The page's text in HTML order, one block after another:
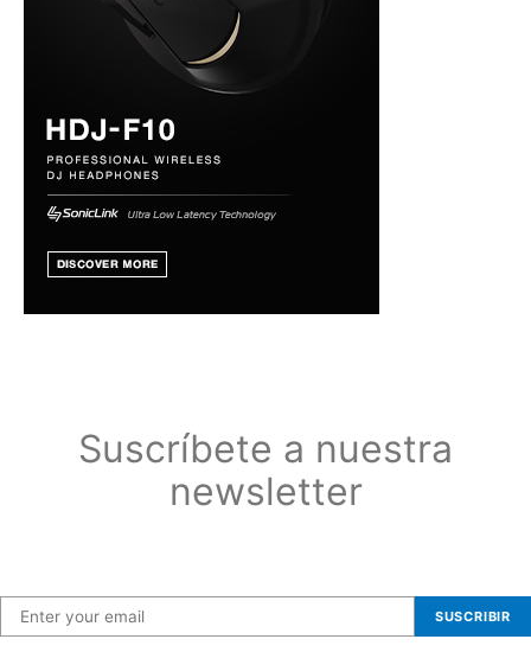
Suscríbete a nuestra
newsletter
SUSCRIBIR